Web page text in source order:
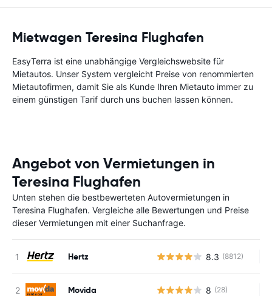
Mietwagen Teresina Flughafen
EasyTerra ist eine unabhängige Vergleichswebsite für
Mietautos. Unser System vergleicht Preise von renommierten
Mietautofirmen, damit Sie als Kunde Ihren Mietauto immer zu
einem günstigen Tarif durch uns buchen lassen können.
Angebot von Vermietungen in
Teresina Flughafen
Unten stehen die bestbewerteten Autovermietungen in
Teresina Flughafen. Vergleiche alle Bewertungen und Preise
dieser Vermietungen mit einer Suchanfrage.
Hertz 8.3 (8812)
Movida 8 (28)